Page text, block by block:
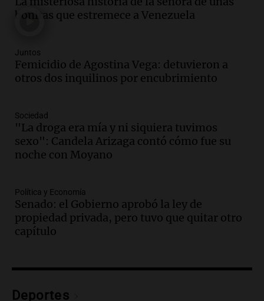
Audio.El alzobispo García Cueva llama a
la clase dirigente a abordar problemas
Panorama Federal
Episodios
Audio.La inflación en Buenos Aires
incertidumbre sobre el IPC nacional
Panorama Federal
Episodios
Audio. Descuentos de hasta 700.000
Panorama Federal
Episodios
Audio. Docentes de Jujuy denuncian
descuentos de hasta 700.000 pesos en
Audio.
bonitas que estremece a Venezuela
Juntos
Femicidio de Agostina Vega: detuvieron a
otros dos inquilinos por encubrimiento
Sociedad
"La droga era mía y ni siquiera tuvimos
sexo": Candela Arizaga contó cómo fue su
noche con Moyano
Política y Economía
Senado: el Gobierno aprobó la ley de
propiedad privada, pero tuvo que quitar otro
capítulo
Deportes